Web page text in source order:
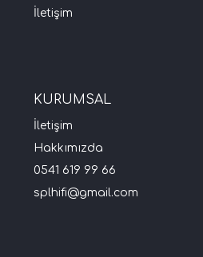
İletişim
KURUMSAL
İletişim
Hakkımızda
0541 619 99 66
splhifi@gmail.com